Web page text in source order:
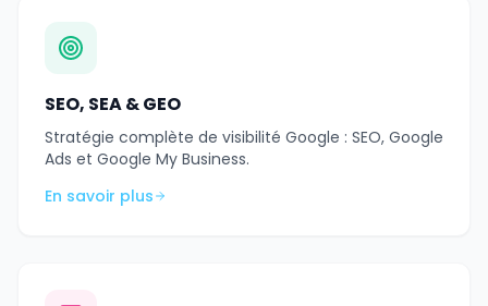
SEO, SEA & GEO
Stratégie complète de visibilité Google : SEO, Google
Ads et Google My Business.
En savoir plus